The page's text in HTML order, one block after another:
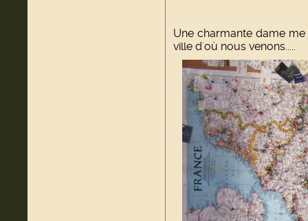
Une charmante dame
ville d'où nous venons.....